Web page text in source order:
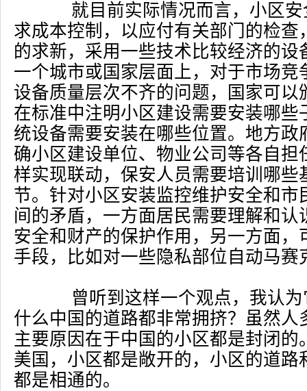
就目前实际情况而言，小区安
求成本控制，以应付有关部门的检查
的求新，采用一些技术比较经济的设
一个城市或国家层面上，对于市场竞
设备质量层次不齐的问题，国家可以
在标准中注明小区建设需要安装哪些
统设备需要安装在哪些位置。地方政
确小区建设单位、物业公司等各自担
样实现联动，保安人员需要培训哪些
节。针对小区安装监控维护安全和市
间的矛盾，一方面居民需要理解和认
安全和财产的保护作用，另一方面，
手段，比如对一些隐私部位自动马赛
曾听到这样一个观点，我认为
什么中国的道路都非常拥挤？虽然人
主要原因在于中国的小区都是封闭的
美国，小区都是敞开的，小区的道路
都是相通的。